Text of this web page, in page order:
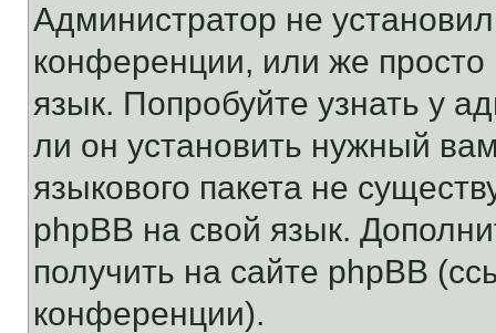
Администратор не
конференции, или же
язык. Попробуйте узнать у
ли он установить нужный
языкового пакета не
phpBB на свой язык.
получить на сайте phpBB
конференции).